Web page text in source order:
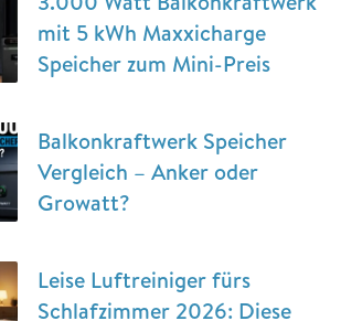
mit 5 kWh Maxxicharge
Speicher zum Mini-Preis
Balkonkraftwerk Speicher
Vergleich – Anker oder
Growatt?
Leise Luftreiniger fürs
Schlafzimmer 2026: Diese